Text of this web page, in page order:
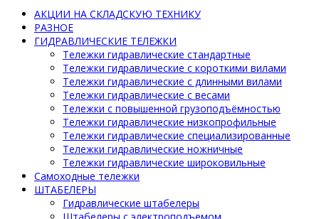
АКЦИИ НА СКЛАДСКУЮ ТЕХНИКУ
РАЗНОЕ
ГИДРАВЛИЧЕСКИЕ ТЕЛЕЖКИ
Тележки гидравлические стандартные
Тележки гидравлические с короткими вилами
Тележки гидравлические с длинными вилами
Тележки гидравлические с весами
Тележки с повышенной грузоподъёмностью
Тележки гидравлические низкопрофильные
Тележки гидравлические специализированные
Тележки гидравлические ножничные
Тележки гидравлические широковильные
Самоходные тележки
ШТАБЕЛЕРЫ
Гидравлические штабелеры